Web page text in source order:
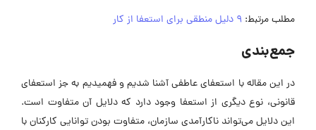
مطلب مرتبط: 9 دلیل منطقی برای استعفا از کار
جمع‌بندی
در این مقاله با استعفای عاطفی آشنا شدیم و فهمیدیم به جز استعفای
قانونی، نوع دیگری از استعفا وجود دارد که دلایل آن متفاوت است.
این دلایل می‌تواند ناکارآمدی سازمان، متفاوت بودن توانایی کارکنان با